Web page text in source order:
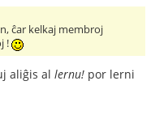
ĉar kelkaj membroj
!
aliĝis al lernu! por lerni